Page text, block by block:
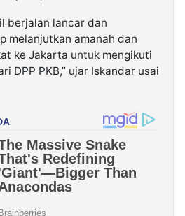
berjalan lancar dan
melanjutkan amanah dan
ke Jakarta untuk mengikuti
DPP PKB,” ujar Iskandar usai